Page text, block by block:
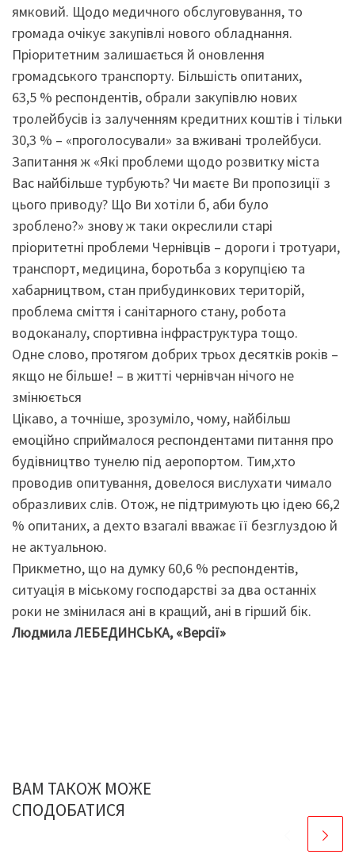
ямковий. Щодо медичного обслуговування, то
громада очікує закупівлі нового обладнання.
Пріоритетним залишається й оновлення
громадського транспорту. Більшість опитаних,
63,5 % респондентів, обрали закупівлю нових
тролейбусів із залученням кредитних коштів і тільки
30,3 % – «проголосували» за вживані тролейбуси.
Запитання ж «Які проблеми щодо розвитку міста
Вас найбільше турбують? Чи маєте Ви пропозиції з
цього приводу? Що Ви хотіли б, аби було
зроблено?» знову ж таки окреслили старі
пріоритетні проблеми Чернівців – дороги і тротуари,
транспорт, медицина, боротьба з корупцією та
хабарництвом, стан прибудинкових територій,
проблема сміття і санітарного стану, робота
водоканалу, спортивна інфраструктура тощо.
Одне слово, протягом добрих трьох десятків років –
якщо не більше! – в житті чернівчан нічого не
змінюється
Цікаво, а точніше, зрозуміло, чому, найбільш
емоційно сприймалося респондентами питання про
будівництво тунелю під аеропортом. Тим,хто
проводив опитування, довелося вислухати чимало
образливих слів. Отож, не підтримують цю ідею 66,2
% опитаних, а дехто взагалі вважає її безглуздою й
не актуальною.
Прикметно, що на думку 60,6 % респондентів,
ситуація в міському господарстві за два останніх
роки не змінилася ані в кращий, ані в гірший бік.
Людмила ЛЕБЕДИНСЬКА, «Версії»
ВАМ ТАКОЖ МОЖЕ
СПОДОБАТИСЯ